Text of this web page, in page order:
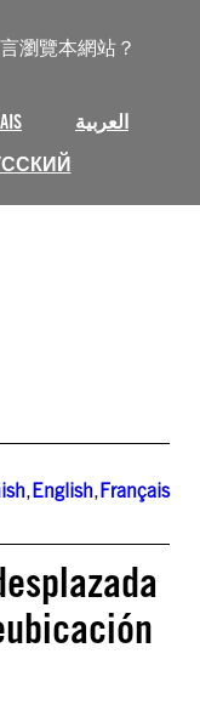
瀏覽本網站？
العربية
,English,Français